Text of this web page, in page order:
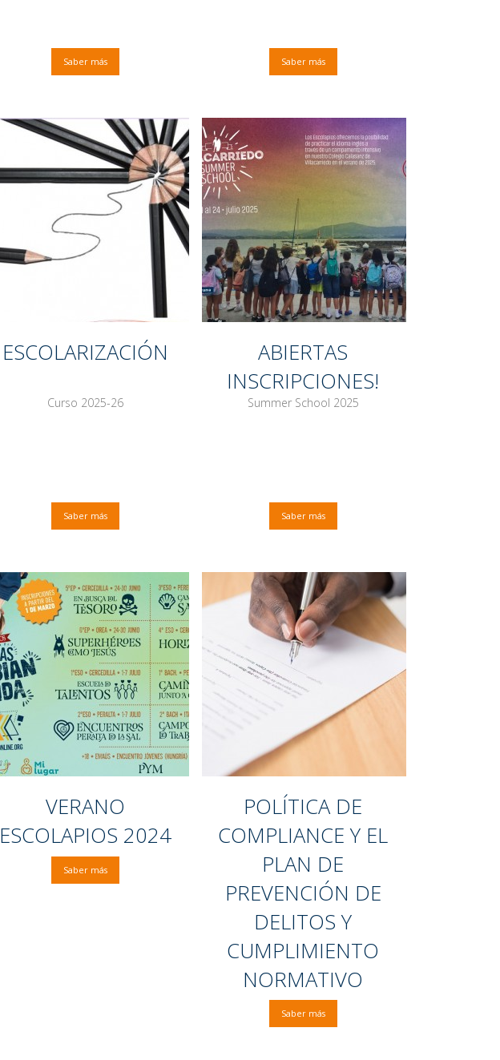
Saber más Saber más
ESCOLARIZACIÓN
Curso 2025-26
Saber más
ABIERTAS
INSCRIPCIONES!
Summer School 2025
Saber más
VERANO
ESCOLAPIOS 2024
Saber más
POLÍTICA DE
COMPLIANCE Y EL
PLAN DE
PREVENCIÓN DE
DELITOS Y
CUMPLIMIENTO
NORMATIVO
Saber más